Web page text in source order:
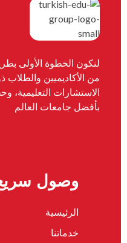
لنكون الخطوة الأولى
من الأكاديميين والطلاب
الاستشارات التعليمية،
بأفضل جامعات العالم
وصول
الرئيسية
خدماتنا